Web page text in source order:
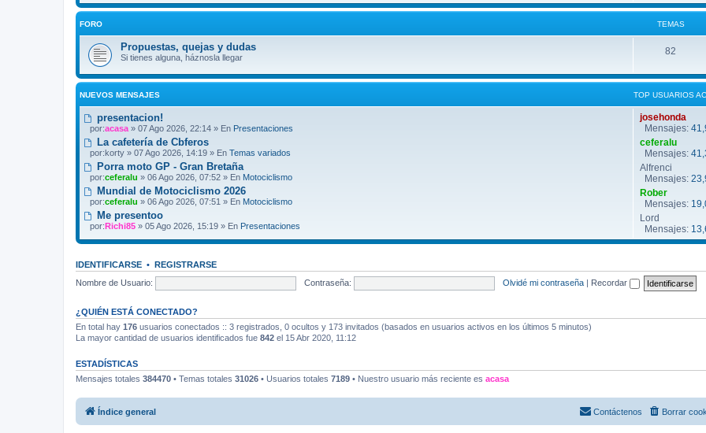
FORO TEMAS
Propuestas, quejas y dudas
Si tienes alguna, háznosla llegar
82
NUEVOS MENSAJES TOP USUARIOS
presentacion!
por:acasa » 07 Ago 2026, 22:14 » En Presentaciones
La cafetería de Cbferos
por:korty » 07 Ago 2026, 14:19 » En Temas variados
Porra moto GP - Gran Bretaña
por:ceferalu » 06 Ago 2026, 07:52 » En Motociclismo
Mundial de Motociclismo 2026
por:ceferalu » 06 Ago 2026, 07:51 » En Motociclismo
Me presentoo
por:Richi85 » 05 Ago 2026, 15:19 » En Presentaciones
josehonda
Mensajes:
ceferalu
Mensajes:
Alfrenci
Mensajes:
Rober
Mensajes:
Lord
Mensajes:
IDENTIFICARSE • REGISTRARSE
Nombre de Usuario:
Contraseña: Olvidé mi contraseña | Recordar
¿QUIÉN ESTÁ CONECTADO?
En total hay 176 usuarios conectados :: 3 registrados, 0 ocultos y 173 invitados (basados en usuarios activos en los últimos 5 minutos)
La mayor cantidad de usuarios identificados fue 842 el 15 Abr 2020, 11:12
ESTADÍSTICAS
Mensajes totales 384470 • Temas totales 31026 • Usuarios totales 7189 • Nuestro usuario más reciente es acasa
Índice general Borrar
Contáctenos